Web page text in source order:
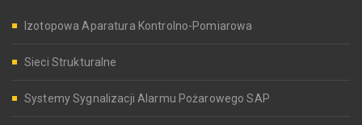
Izotopowa Aparatura Kontrolno-Pomiarowa
Sieci Strukturalne
Systemy Sygnalizacji Alarmu Pożarowego SAP